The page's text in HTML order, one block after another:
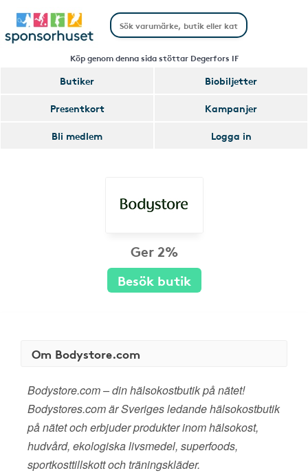
Köp genom denna sida stöttar Degerfors IF
Butiker
Biobiljetter
Presentkort
Kampanjer
Bli medlem
Logga in
Ger 2%
Besök butik
Om Bodystore.com
Bodystore.com – din hälsokostbutik på nätet!
Bodystores.com är Sveriges ledande hälsokostbutik
på nätet och erbjuder produkter inom hälsokost,
hudvård, ekologiska livsmedel, superfoods,
sportkosttillskott och träningskläder.